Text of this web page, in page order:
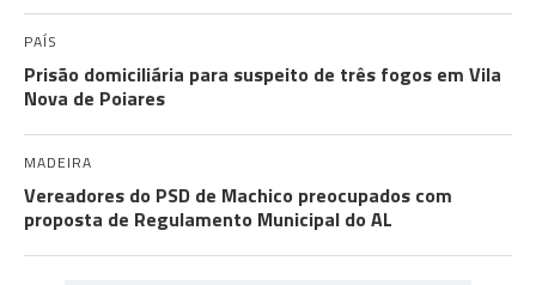
PAÍS
Prisão domiciliária para suspeito de três fogos em Vila
Nova de Poiares
MADEIRA
Vereadores do PSD de Machico preocupados com
proposta de Regulamento Municipal do AL